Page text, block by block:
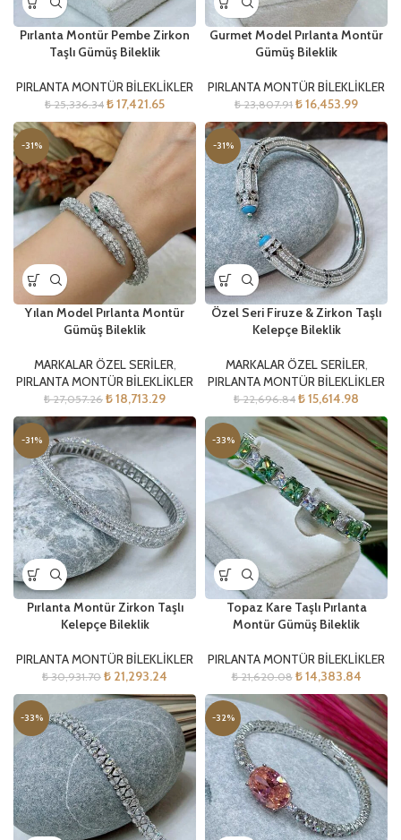
Pırlanta Montür Pembe Zirkon
Taşlı Gümüş Bileklik
PIRLANTA MONTÜR BİLEKLİKLER
₺25,336.34 ₺17,421.65
Gurmet Model Pırlanta Montür
Gümüş Bileklik
PIRLANTA MONTÜR BİLEKLİKLER
₺23,807.91 ₺16,453.99
-31%
Yılan Model Pırlanta Montür
Gümüş Bileklik
MARKALAR ÖZEL SERİLER,
PIRLANTA MONTÜR BİLEKLİKLER
₺27,057.26 ₺18,713.29
-31%
Özel Seri Firuze & Zirkon Taşlı
Kelepçe Bileklik
MARKALAR ÖZEL SERİLER,
PIRLANTA MONTÜR BİLEKLİKLER
₺22,696.84 ₺15,614.98
-31%
Pırlanta Montür Zirkon Taşlı
Kelepçe Bileklik
PIRLANTA MONTÜR BİLEKLİKLER
₺30,931.70 ₺ 21,293.24
-33%
Topaz Kare Taşlı Pırlanta
Montür Gümüş Bileklik
PIRLANTA MONTÜR BİLEKLİKLER
₺21,620.08 ₺14,383.84
-33% -32%